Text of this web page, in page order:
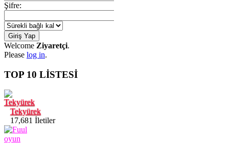
Şifre:
Welcome Ziyaretçi.
Please log in.
TOP 10 LİSTESİ
Tekyürek
17,681 İletiler